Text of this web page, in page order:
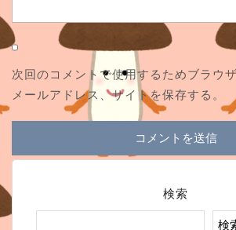
次回のコメントで使用するためブラウ
メールアドレス、サイトを保存する。
検索
検